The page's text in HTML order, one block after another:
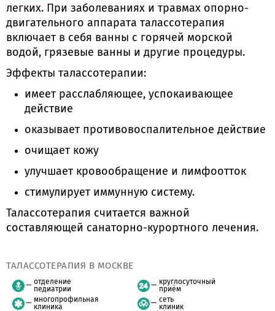
легких. При заболеваниях и травмах опорно-
двигательного аппарата талассотерапия
включает в себя ванны с горячей морской
водой, грязевые ванны и другие процедуры.
Эффекты талассотерапии:
имеет расслабляющее, успокаивающее
действие
оказывает противовоспалительное действие
очищает кожу
улучшает кровообращение и лимфоотток
стимулирует иммунную систему.
Талассотерапия считается важной
составляющей санаторно-курортного лечения.
ТАЛАССОТЕРАПИЯ В МОСКВЕ
отделение
педиатрии
многопрофильная
клиника
круглосуточный
приём
сеть
клиник